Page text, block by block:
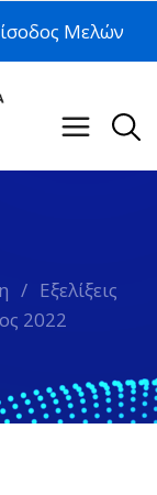
Μελών
/ Εξελίξεις
2022